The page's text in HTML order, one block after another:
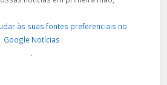
às suas fontes preferenciais no
Google Notícias
.